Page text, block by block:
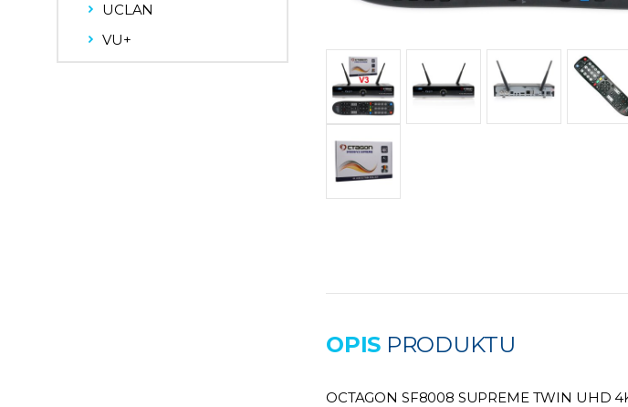
UCLAN
VU+
OPIS PRODUKTU
OCTAGON SF8008 SUPREME TWIN UHD